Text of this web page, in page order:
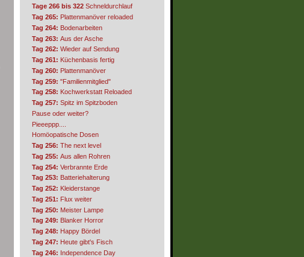
Tage 266 bis 322 Schneldurchlauf
Tag 265: Plattenmanöver reloaded
Tag 264: Bodenarbeiten
Tag 263: Aus der Asche
Tag 262: Wieder auf Sendung
Tag 261: Küchenbasis fertig
Tag 260: Plattenmanöver
Tag 259: "Familienmitglied"
Tag 258: Kochwerkstatt Reloaded
Tag 257: Spitz im Spitzboden
Pause oder weiter?
Pieeeppp....
Homöopatische Dosen
Tag 256: The next level
Tag 255: Aus allen Rohren
Tag 254: Verbrannte Erde
Tag 253: Batteriehalterung
Tag 252: Kleiderstange
Tag 251: Flux weiter
Tag 250: Meister Lampe
Tag 249: Blanker Horror
Tag 248: Happy Bördel
Tag 247: Heute gibt's Fisch
Tag 246: Independence Day